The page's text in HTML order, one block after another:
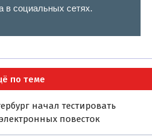
в социальных сетях.
по теме
начал тестировать
повесток